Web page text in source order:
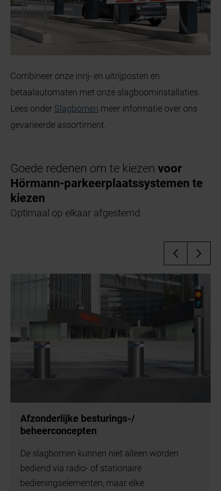
Combineer onze inrij- en uitrijposten en
betaalautomaten met onze slagboominstallaties.
Lees onder Slagbomen meer informatie over ons
gevarieerde assortiment.
Goede redenen om te kiezenvoor
Hörmann-parkeerplaatssystemen te
kiezen
Optimaal op elkaar afgestemd
Afzonderlijke besturings-/
beheerconcepten
De slagbomen kunnen niet alleen worden
bediend via radio- of stationaire
bedieningselementen, maar elke